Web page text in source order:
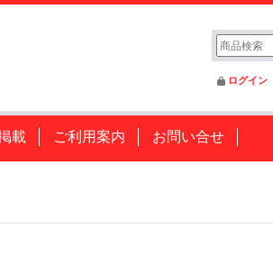
ログイン
載 ご利用案内 お問い合せ